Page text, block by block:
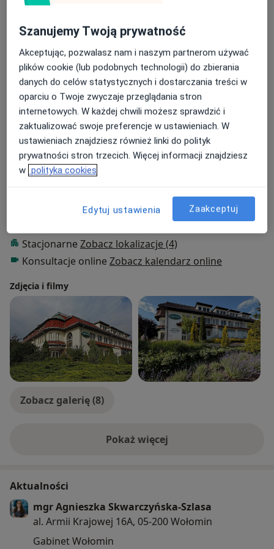
Terapia poznawczo-behawioralna
Zakres porad
Psychologia dzieci i młodzieży
Psychologia kryzysu
Psychoonkologia
Diagnoza psychologiczna
Główne obszary pomocy
Depresja
Fobia społeczna
Zespół lęku uogólnionego
a11y_sr_more_diseases
Stacjonarne Zobacz lokalizacje (4)
Konsultacje online Zobacz kalendarz online
Zdjęcia i filmy
Zobacz galerię (8)
Pokaż więcejo doświadczeniu
Aktualności
mgr Agnieszka Skwarczyńska-Szlasa
al. Armii Krajowej 16A, 05-200 Wołomin
Gabinet Wołomin
Szanujemy Twoją prywatność
Akceptując, pozwalasz nam i naszym partnerom używać
plików cookie (lub podobnych technologii) do zbierania
danych do celów statystycznych i dostarczania treści w
oparciu o Twoje zwyczaje przeglądania stron
internetowych. W każdej chwili możesz sprawdzić i
zaktualizować swoje preferencje w ustawieniach. W
ustawieniach znajdziesz również linki do polityk
prywatności stron trzecich. Więcej informacji znajdziesz
w polityka cookies
Edytuj ustawienia Zaakceptuj